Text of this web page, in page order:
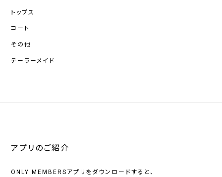
トップス
コート
その他
テーラーメイド
アプリのご紹介
ONLY MEMBERSアプリをダウンロードすると、